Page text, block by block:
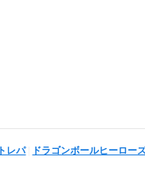
トレパ| ドラゴンボールヒーロー